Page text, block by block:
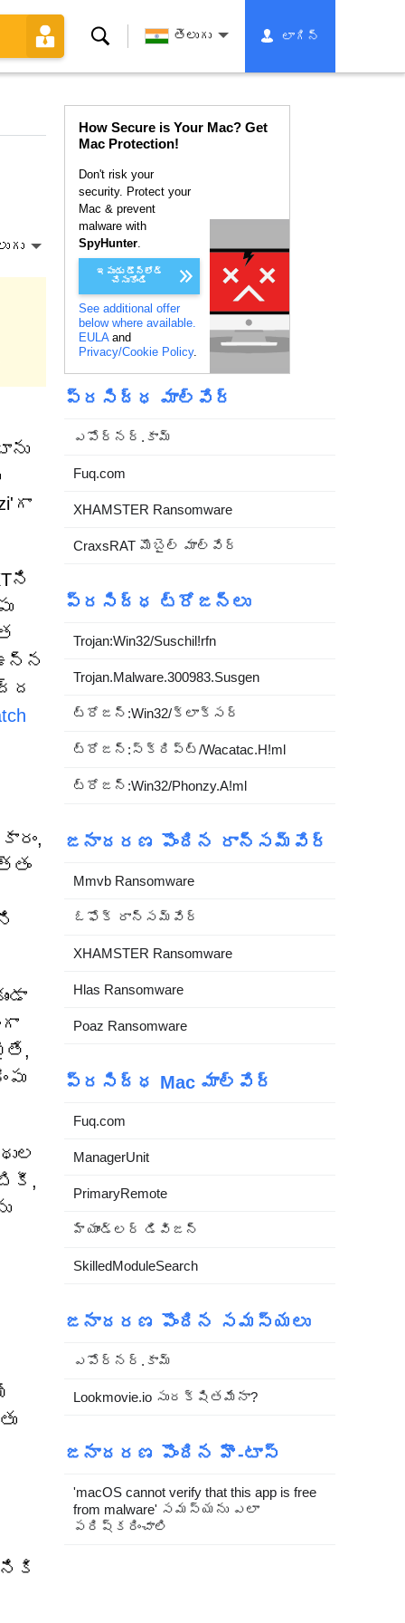
శోధన తెలుగు లాగిన్
How Secure is Your Mac? Get
Mac Protection!
Don't risk your
security. Protect your
Mac & prevent
malware with
SpyHunter.
ఇపుడు డౌన్లోడ్
చేసుకోండి
See additional offer
below where available.
EULAand
Privacy/Cookie Policy.
ప్రసిద్ధ మాల్వేర్
ఎపోర్నర్.కామ్
Fuq.com
XHAMSTER Ransomware
CraxsRAT మొబైల్ మాల్వేర్
ప్రసిద్ధ ట్రోజన్లు
Trojan:Win32/Suschil!rfn
Trojan.Malware.300983.Susgen
ట్రోజన్:Win32/క్లాక్సర్
ట్రోజన్:స్క్రిప్ట్/Wacatac.H!ml
ట్రోజన్:Win32/Phonzy.A!ml
జనాదరణ పొందిన రాన్సమ్‌వేర్
Mmvb Ransomware
ఓఫోక్ రాన్సమ్‌వేర్
XHAMSTER Ransomware
Hlas Ransomware
Poaz Ransomware
ప్రసిద్ధ Mac మాల్వేర్
Fuq.com
ManagerUnit
PrimaryRemote
హ్యాండ్లర్ డివిజన్
SkilledModuleSearch
జనాదరణ పొందిన సమస్యలు
ఎపోర్నర్.కామ్
Lookmovie.io సురక్షితమేనా?
జనాదరణ పొందిన హౌ-టాస్
'macOS cannot verify that this app is free
from malware' సమస్యను ఎలా
పరిష్కరించాలి